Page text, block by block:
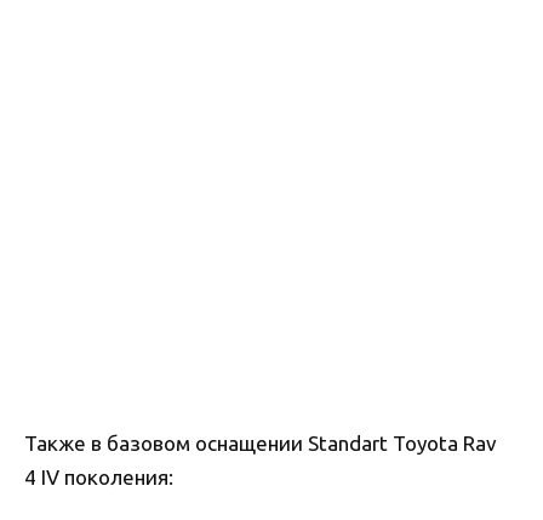
Также в базовом оснащении Standart Toyota Rav
4 IV поколения: